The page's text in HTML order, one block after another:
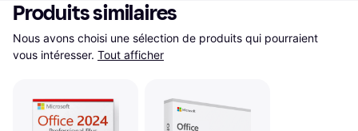
Produits similaires
Nous avons choisi une sélection de produits qui pourraient
vous intéresser. Tout afficher